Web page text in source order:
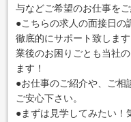
与などご希望のお仕事をご
●こちらの求人の面接日の
徹底的にサポート致しま
業後のお困りごとも当社
ます！
●お仕事のご紹介や、ご相
ご安心下さい。
●まずは見学してみたい！